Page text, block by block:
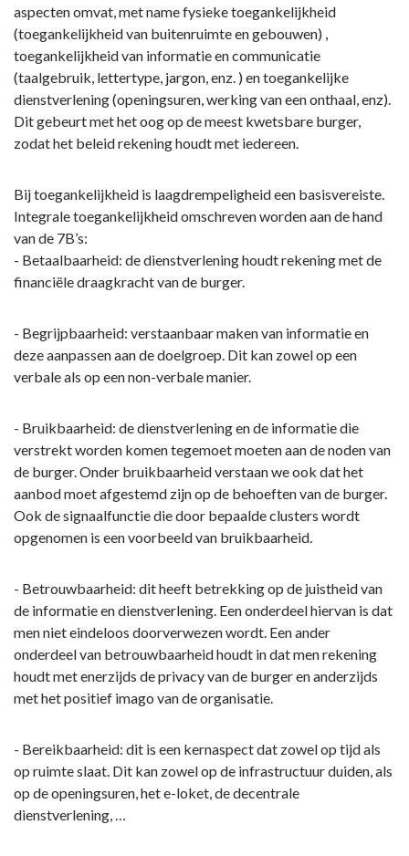
naar
navigatie
Toegankelijk
Omschrijving
aspecten omvat, met name fysieke toegankelijkheid
(toegankelijkheid van buitenruimte en gebouwen) ,
toegankelijkheid van informatie en communicatie
(taalgebruik, lettertype, jargon, enz. ) en toegankelijke
dienstverlening (openingsuren, werking van een onthaal, enz).
Dit gebeurt met het oog op de meest kwetsbare burger,
zodat het beleid rekening houdt met iedereen.
Bij toegankelijkheid is laagdrempeligheid een basisvereiste.
Integrale toegankelijkheid omschreven worden aan de hand
van de 7B’s:
- Betaalbaarheid: de dienstverlening houdt rekening met de
financiële draagkracht van de burger.
- Begrijpbaarheid: verstaanbaar maken van informatie en
deze aanpassen aan de doelgroep. Dit kan zowel op een
verbale als op een non-verbale manier.
- Bruikbaarheid: de dienstverlening en de informatie die
verstrekt worden komen tegemoet moeten aan de noden van
de burger. Onder bruikbaarheid verstaan we ook dat het
aanbod moet afgestemd zijn op de behoeften van de burger.
Ook de signaalfunctie die door bepaalde clusters wordt
opgenomen is een voorbeeld van bruikbaarheid.
- Betrouwbaarheid: dit heeft betrekking op de juistheid van
de informatie en dienstverlening. Een onderdeel hiervan is dat
men niet eindeloos doorverwezen wordt. Een ander
onderdeel van betrouwbaarheid houdt in dat men rekening
houdt met enerzijds de privacy van de burger en anderzijds
met het positief imago van de organisatie.
- Bereikbaarheid: dit is een kernaspect dat zowel op tijd als
op ruimte slaat. Dit kan zowel op de infrastructuur duiden, als
op de openingsuren, het e-loket, de decentrale
dienstverlening, …